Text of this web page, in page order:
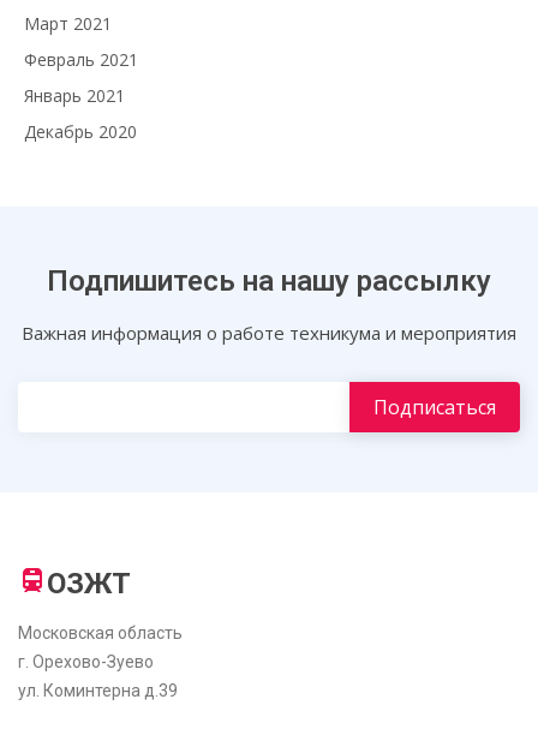
Март 2021
Февраль 2021
Январь 2021
Декабрь 2020
Подпишитесь на нашу рассылку
Важная информация о работе техникума и мероприятия
ОЗЖТ
Московская область
г. Орехово-Зуево
ул. Коминтерна д.39